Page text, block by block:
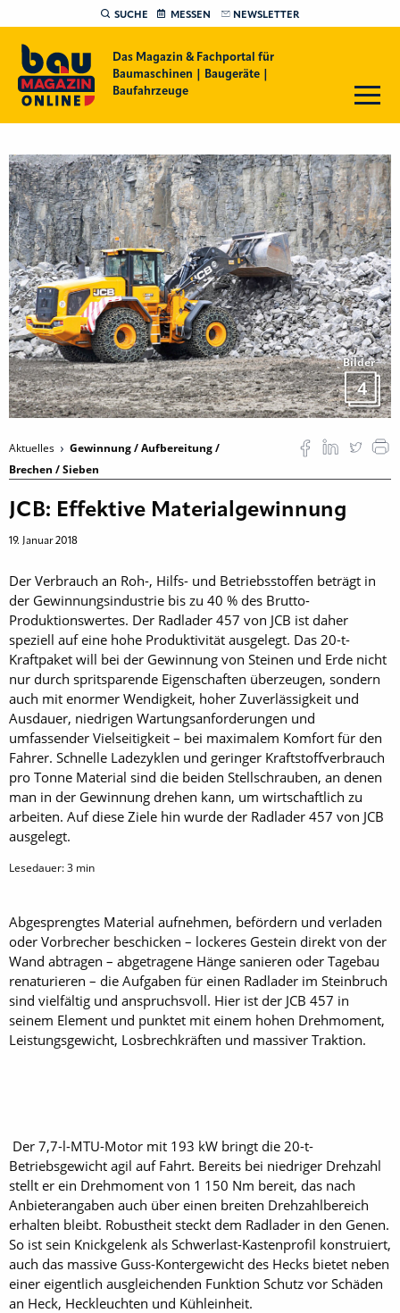
SUCHE MESSEN NEWSLETTER
Das Magazin & Fachportal für
Baumaschinen | Baugeräte |
Baufahrzeuge
Bilder
4
Aktuelles
Gewinnung / Aufbereitung /
Brechen / Sieben
JCB: Effektive Materialgewinnung
19. Januar 2018
Der Verbrauch an Roh-, Hilfs- und Betriebsstoffen beträgt in
der ­Gewinnungsindustrie bis zu 40 % des Brutto-
Produktionswertes. Der Radlader 457 von JCB ist daher
speziell auf eine hohe Produktivität ausgelegt. Das 20-t-
Kraftpaket will bei der Gewinnung von Steinen und Erde nicht
nur durch spritsparende Eigenschaften überzeugen, sondern
auch mit enormer Wendigkeit, hoher Zuverlässigkeit und
Ausdauer, niedrigen Wartungsanforderungen und
umfassender Viel­seitigkeit – bei maximalem Komfort für den
Fahrer. Schnelle Ladezyklen und geringer Kraftstoffverbrauch
pro Tonne Material sind die beiden Stellschrauben, an denen
man in der Gewinnung drehen kann, um wirtschaftlich zu
arbeiten. Auf diese Ziele hin wurde der Radlader 457 von JCB
ausgelegt.
Lesedauer:3 min
Abgesprengtes Material aufnehmen, befördern und verladen
oder Vorbrecher beschicken – lockeres Gestein direkt von der
Wand abtragen – abgetragene Hänge sanieren oder Tagebau
renaturieren – die Aufgaben für einen Radlader im Steinbruch
sind vielfältig und anspruchsvoll. Hier ist der JCB 457 in
seinem Element und punktet mit einem hohen Drehmoment,
Leistungsgewicht, Losbrechkräften und massiver Traktion.
Der 7,7-l-MTU-Motor mit 193 kW bringt die 20-t-
Betriebsgewicht agil auf Fahrt. Bereits bei niedriger Drehzahl
stellt er ein Drehmoment von 1 150 Nm bereit, das nach
Anbieterangaben auch über einen breiten Drehzahlbereich
erhalten bleibt. Robustheit steckt dem Radlader in den Genen.
So ist sein Knickgelenk als Schwerlast-Kastenprofil konstruiert,
auch das massive Guss-Kontergewicht des Hecks bietet neben
einer eigentlich ausgleichenden Funktion Schutz vor Schäden
an Heck, Heckleuchten und Kühleinheit.